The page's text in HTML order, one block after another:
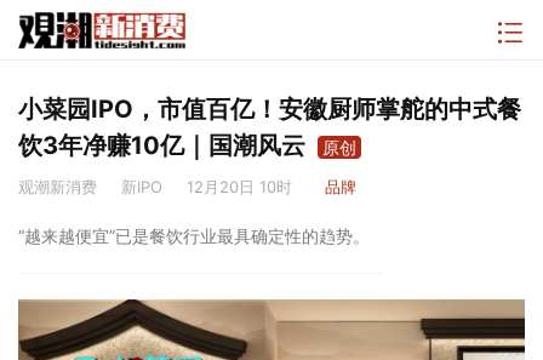
小菜园IPO，市值百亿！安徽厨师掌舵的中式餐
饮3年净赚10亿｜国潮风云
原创
观潮新消费 新IPO 12月20日 10时 品牌
“越来越便宜”已是餐饮行业最具确定性的趋势。